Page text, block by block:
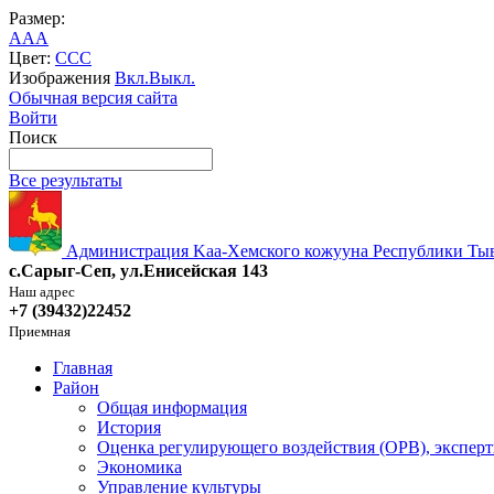
Размер:
AAA
Цвет: CCC
Изображения Вкл.Выкл.
Обычная версия сайта
Войти
Поиск
Все результаты
Администрация Kaa-Хемского кожууна Республики
с.Сарыг-Сеп, ул.Енисейская 143
Наш адрес
+7 (39432)22452
Приемная
Главная
Район
Общая информация
История
Оценка регулирующего воздействия (ОРВ),
Экономика
Управление культуры